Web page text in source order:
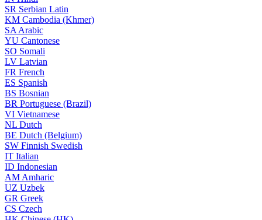
SR Serbian Latin
KM Cambodia (Khmer)
SA Arabic
YU Cantonese
SO Somali
LV Latvian
FR French
ES Spanish
BS Bosnian
BR Portuguese (Brazil)
VI Vietnamese
NL Dutch
BE Dutch (Belgium)
SW Finnish Swedish
IT Italian
ID Indonesian
AM Amharic
UZ Uzbek
GR Greek
CS Czech